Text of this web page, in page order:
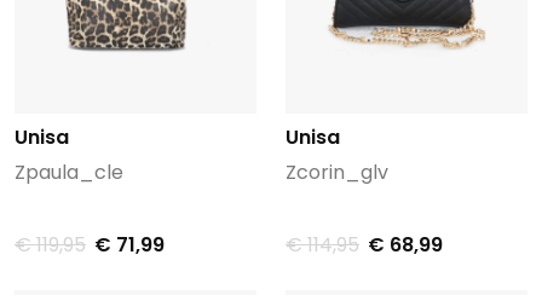
Unisa
Zpaula_cle
€ 119,95 € 71,99
Unisa
Zcorin_glv
€ 114,95 € 68,99